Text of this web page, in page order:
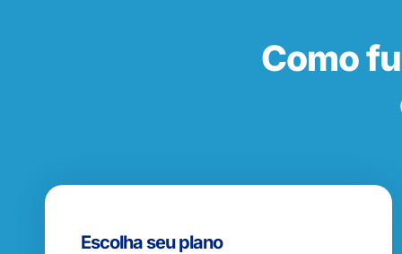
Como
Escolha seu plano